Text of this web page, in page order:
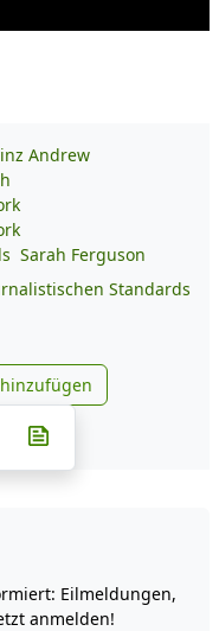
Andrew
Sarah Ferguson
Standards
zu Google
auf Whatsapp
Teilen auf Telegram
teilen
Post auf X
Eilmeldungen,
anmelden!